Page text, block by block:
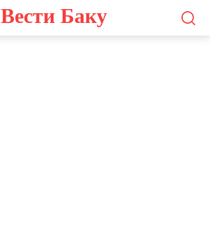
Вести Баку